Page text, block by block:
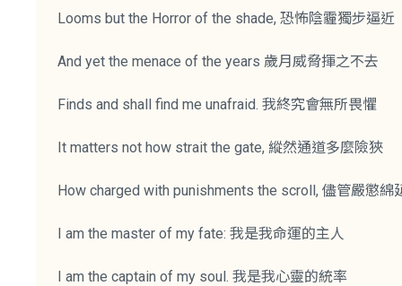
Looms but the Horror of the shade, 恐怖陰霾獨步逼近
And yet the menace of the years 歲月威脅揮之不去
Finds and shall find me unafraid. 我終究會無所畏懼
It matters not how strait the gate, 縱然通道多麼險狹
How charged with punishments the scroll, 儘管嚴懲綿
I am the master of my fate: 我是我命運的主人
I am the captain of my soul. 我是我心靈的統率